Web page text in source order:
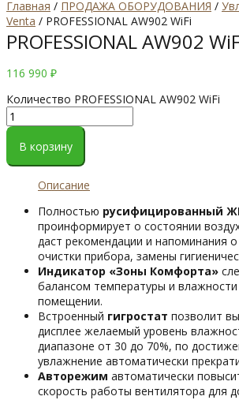
Главная / ПРОДАЖА ОБОРУДОВАНИЯ /
Venta / PROFESSIONAL AW902 WiFi
PROFESSIONAL AW902
116 990 ₽
Количество PROFESSIONAL AW902 WiFi
В корзину
Описание
Полностью русифицированный
проинформирует о состоянии
даст рекомендации и напоминания
очистки прибора, замены
Индикатор «Зоны Комфорта»
балансом температуры и влажности
помещении.
Встроенный гигростат позволит
дисплее желаемый уровень
диапазоне от 30 до 70%, по
увлажнение автоматически
Авторежим автоматически
скорость работы вентилятора для